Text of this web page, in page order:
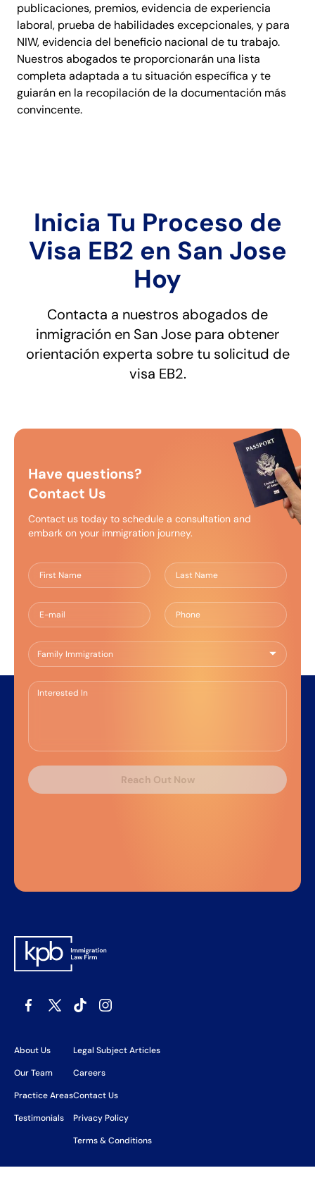
publicaciones, premios, evidencia de experiencia
laboral, prueba de habilidades excepcionales, y para
NIW, evidencia del beneficio nacional de tu trabajo.
Nuestros abogados te proporcionarán una lista
completa adaptada a tu situación específica y te
guiarán en la recopilación de la documentación más
convincente.
Inicia Tu Proceso de
Visa EB2 en San Jose
Hoy
Contacta a nuestros abogados de
inmigración en San Jose para obtener
orientación experta sobre tu solicitud de
visa EB2.
Have questions?
Contact Us
Contact us today to schedule a consultation and
embark on your immigration journey.
Reach Out Now
About Us
Our Team
Practice Areas
Testimonials
Legal Subject Articles
Careers
Contact Us
Privacy Policy
Terms & Conditions